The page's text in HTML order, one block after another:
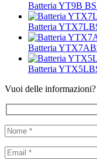
Batteria YT9B
Batteria
Batteria
Batteria
Vuoi delle